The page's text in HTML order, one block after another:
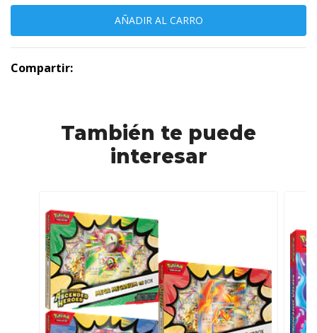
Compartir:
También te puede
interesar